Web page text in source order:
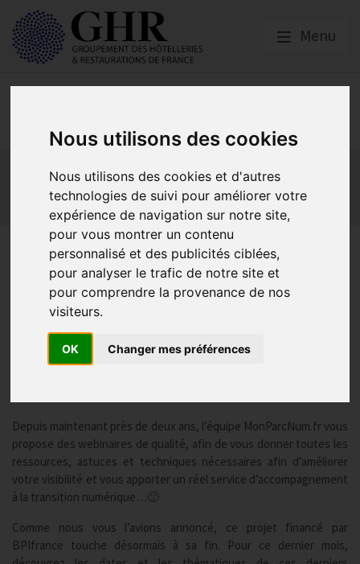
Nous utilisons des cookies
Nous utilisons des cookies et d'autres
technologies de suivi pour améliorer votre
expérience de navigation sur notre site,
pour vous montrer un contenu
personnalisé et des publicités ciblées,
pour analyser le trafic de notre site et
pour comprendre la provenance de nos
visiteurs.
OK Changer mes préférences
Menu
Economie collaborative
Innovation et digitalisation
Mon Parc Num
Informatique Europe
Notre e-formation touche à
sa fin. Découvrez le
programme de juin !
Depuis maintenant près de deux ans, l’équipe MonParcNum.fr vous
propose des webinaires de qualité, afin de vous donner toutes les
ressources, astuces et techniques nécessaires afin d’améliorer
votre visibilité et vous apporter un réel service d’accompagnement
à la transition numérique…🙂
Comme nous vous l’avions annoncé, ce projet financé par
BPIfrance touche désormais à sa fin. Pour ce dernier mois,